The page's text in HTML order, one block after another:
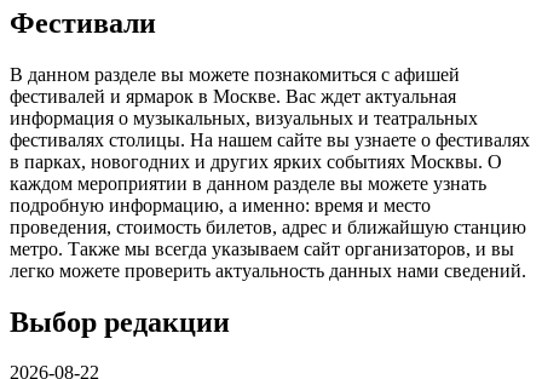
Фестивали
В данном разделе вы можете познакомиться с афишей
фестивалей и ярмарок в Москве. Вас ждет актуальная
информация о музыкальных, визуальных и театральных
фестивалях столицы. На нашем сайте вы узнаете о фестивалях
в парках, новогодних и других ярких событиях Москвы. О
каждом мероприятии в данном разделе вы можете узнать
подробную информацию, а именно: время и место
проведения, стоимость билетов, адрес и ближайшую станцию
метро. Также мы всегда указываем сайт организаторов, и вы
легко можете проверить актуальность данных нами сведений.
Выбор редакции
2026-08-22